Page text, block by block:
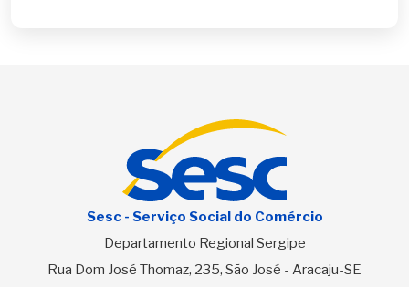
Sesc - Serviço Social do Comércio
Departamento Regional Sergipe
Rua Dom José Thomaz, 235, São José - Aracaju-SE